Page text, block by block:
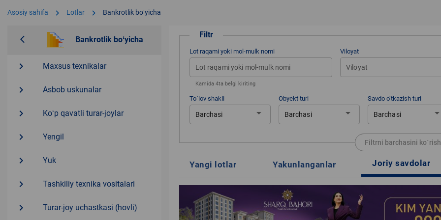
Asosiy sahifa chevron_right Lotlar chevron_right Bankrotlik boʻyicha
arrow_back_ios Bankrotlik boʻyicha
navigate_next Maxsus texnikalar
navigate_next Asbob uskunalar
navigate_next Koʻp qavatli turar-joylar
navigate_next Yengil
navigate_next Yuk
navigate_next Tashkiliy texnika vositalari
navigate_next Turar-joy uchastkasi (hovli)
Filtr
Lot raqami yoki mol-mulk nomi
Kamida 4ta belgi kiriting
Viloyat
Viloyat
To`lov shakli
Barchasi arrow_drop_down
Obyekt turi
Barchasi arrow_drop_down
Savdo o‘tkazish turi
Barchasi
Filtrni barchasini ko`rish
Yangi lotlar Yakunlanganlar Joriy savdolar